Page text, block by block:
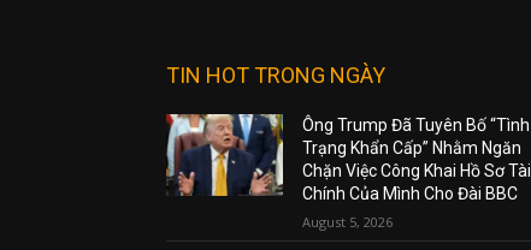
TIN HOT TRONG NGÀY
Ông Trump Đã Tuyên Bố “Tình
Trạng Khẩn Cấp” Nhằm Ngăn
Chặn Việc Công Khai Hồ Sơ Tài
Chính Của Mình Cho Đài BBC
August 5, 2026